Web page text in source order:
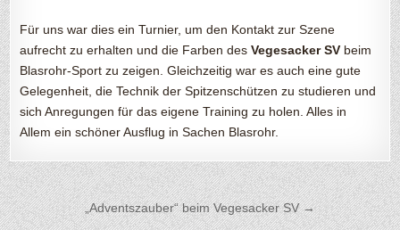
Für uns war dies ein Turnier, um den Kontakt zur Szene
aufrecht zu erhalten und die Farben desVegesacker SV beim
Blasrohr-Sport zu zeigen. Gleichzeitig war es auch eine gute
Gelegenheit, die Technik der Spitzenschützen zu studieren und
sich Anregungen für das eigene Training zu holen. Alles in
Allem ein schöner Ausflug in Sachen Blasrohr.
Beitragsnavigation
„Adventszauber“ beim Vegesacker SV →